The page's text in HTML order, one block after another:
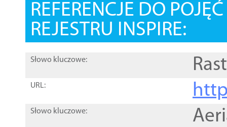
REFERENCJE DO
REJESTRU INSPIRE:
Słowo kluczowe:
URL:
Słowo kluczowe: